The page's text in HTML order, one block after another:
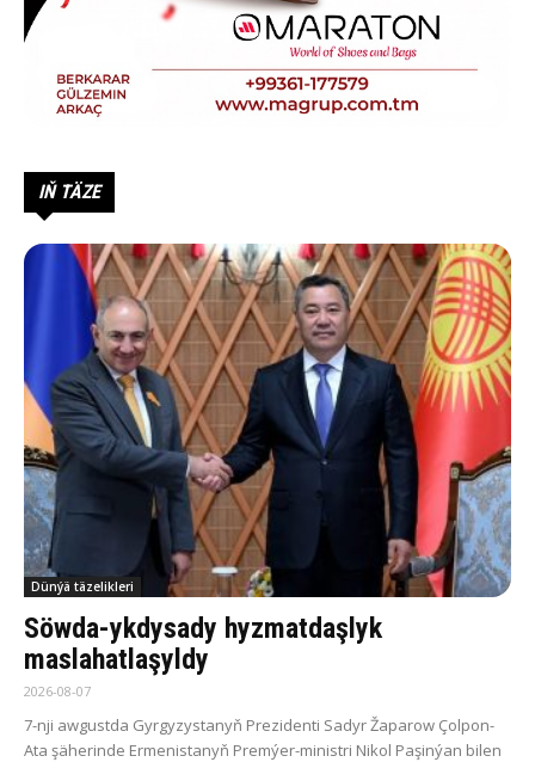
IŇ TÄZE
Dünýä täzelikleri
Söwda-ykdysady hyzmatdaşlyk
maslahatlaşyldy
2026-08-07
7-nji awgustda Gyrgyzystanyň Prezidenti Sadyr Žaparow Çolpon-
Ata şäherinde Ermenistanyň Premýer-ministri Nikol Paşinýan bilen